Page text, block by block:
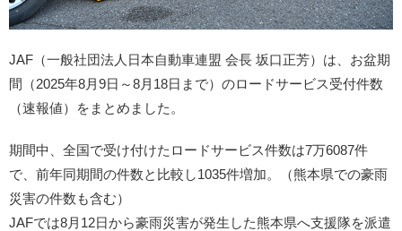
JAF（一般社団法人日本自動車連盟 会長 坂口正芳）は、お盆期
間（2025年8月9日～8月18日まで）のロードサービス受付件数
（速報値）をまとめました。
期間中、全国で受け付けたロードサービス件数は7万6087件
で、前年同期間の件数と比較し1035件増加。（熊本県での豪雨
災害の件数も含む）
JAFでは8月12日から豪雨災害が発生した熊本県へ支援隊を派遣